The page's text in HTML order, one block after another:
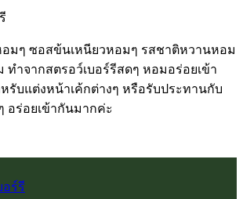
อมๆ ซอสข้นเหนียวหอมๆ รสชาติหวานหอม
ทำจากสตรอว์เบอร์รีสดๆ หอมอร่อยเข้า
รับแต่งหน้าเค้กต่างๆ หรือรับประทานกับ
อร่อยเข้ากันมากค่ะ
ร์รี